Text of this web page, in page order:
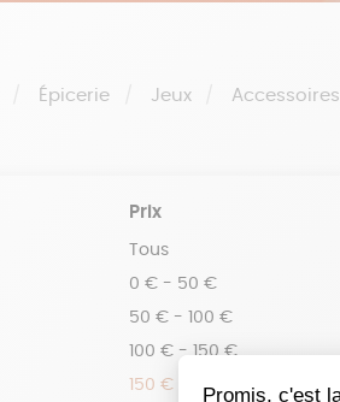
Épicerie Jeux Accessoires
Prix
Tous
0 € - 50 €
50 € - 100 €
100 € - 150 €
150 € - 200 €